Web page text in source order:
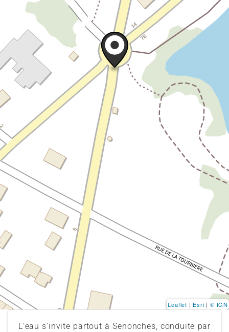
L'eau s'invite partout à Senonches, conduite par
Leaflet | Esri | © IGN